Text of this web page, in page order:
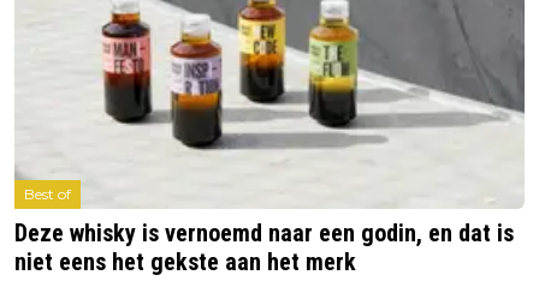
Best of
Deze whisky is vernoemd naar een godin, en dat is
niet eens het gekste aan het merk